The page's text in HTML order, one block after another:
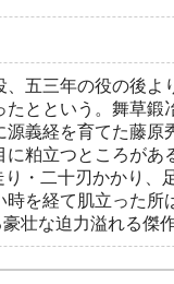
五三年の役の後
とという。舞草
義経を育てた藤
粕立つところがあ
・二十刃かかり、
を経て肌立った
壮な迫力溢れる傑作